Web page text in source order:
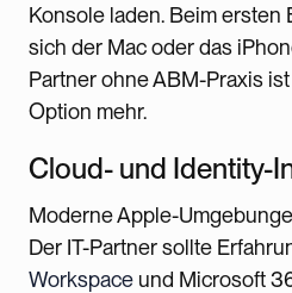
Konsole laden. Beim
sich der Mac oder das
Partner ohne ABM-Praxis
Option mehr.
Cloud- und Identity-
Moderne Apple-
Der IT-Partner sollte
Workspace und Microsoft